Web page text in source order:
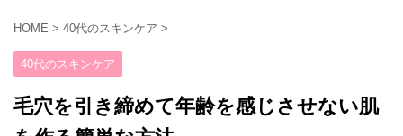
HOME > 40代のスキンケア >
40代のスキンケア
毛穴を引き締めて年齢を感じさせない肌